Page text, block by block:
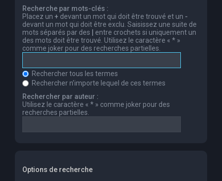
Recherche par mots-clés :
Placez un + devant un mot qui doit être trouvé et un -
devant un mot qui doit être exclu. Saisissez une suite de
mots séparés par des
entre crochets si uniquement un
des mots doit être trouvé. Utilisez le caractère « * »
comme joker pour des recherches partielles.
Rechercher tous les termes
Rechercher n’importe lequel de ces termes
Rechercher par auteur :
Utilisez le caractère « * » comme joker pour des
recherches partielles.
Options de recherche